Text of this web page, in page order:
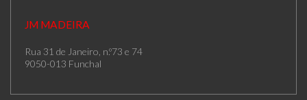
JM MADEIRA
Rua 31 de Janeiro, n.º73 e 74
9050-013 Funchal